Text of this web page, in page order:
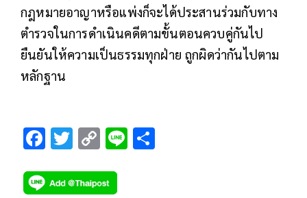
กฎหมายอาญาหรือแพ่งก็จะได้ประสานร่วมกับทาง
ตำรวจในการดำเนินคดีตามขั้นตอนควบคู่กันไป
ยืนยันให้ความเป็นธรรมทุกฝ่าย ถูกผิดว่ากันไปตาม
หลักฐาน
F
e
T
tt
C
p
Li